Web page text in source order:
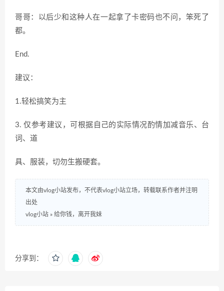
哥哥：以后少和这种人在一起拿了卡密码也不问，笨死了
都。
End.
建议：
1.轻松搞笑为主
3. 仅参考建议，可根据自己的实际情况酌情加减音乐、台
词、道
具、服装，切勿生搬硬套。
本文由vlog小站发布，不代表vlog小站立场，转载联系作者并注明
出处
vlog小站 » 给你钱，离开我妹
分享到：